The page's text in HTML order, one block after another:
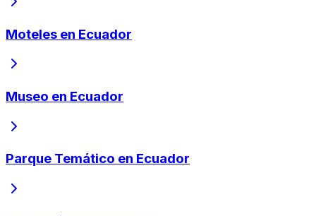
Moteles en Ecuador
Museo en Ecuador
Parque Temático en Ecuador